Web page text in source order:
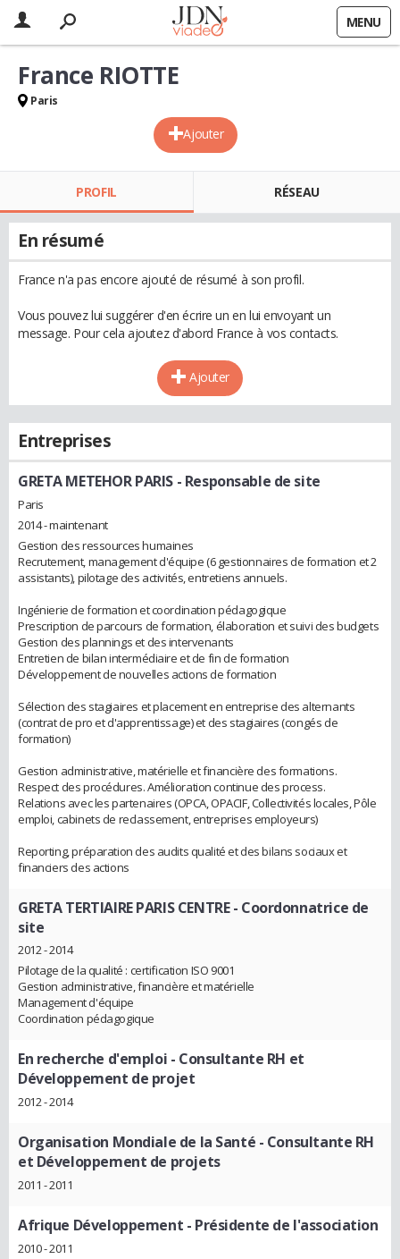
MENU
Ajouter
France RIOTTE
Paris
PROFIL RÉSEAU
En résumé
France n'a pas encore ajouté de résumé à son profil.
Vous pouvez lui suggérer d'en écrire un en lui envoyant un
message. Pour cela ajoutez d'abord France à vos contacts.
Ajouter
Entreprises
GRETA METEHOR PARIS - Responsable de site
Paris
2014 - maintenant
Gestion des ressources humaines
Recrutement, management d'équipe (6 gestionnaires de formation et 2
assistants), pilotage des activités, entretiens annuels.
Ingénierie de formation et coordination pédagogique
Prescription de parcours de formation, élaboration et suivi des budgets
Gestion des plannings et des intervenants
Entretien de bilan intermédiaire et de fin de formation
Développement de nouvelles actions de formation
Sélection des stagiaires et placement en entreprise des alternants
(contrat de pro et d'apprentissage) et des stagiaires (congés de
formation)
Gestion administrative, matérielle et financière des formations.
Respect des procédures. Amélioration continue des process.
Relations avec les partenaires (OPCA, OPACIF, Collectivités locales, Pôle
emploi, cabinets de reclassement, entreprises employeurs)
Reporting, préparation des audits qualité et des bilans sociaux et
financiers des actions
GRETA TERTIAIRE PARIS CENTRE- Coordonnatrice de
site
2012 - 2014
Pilotage de la qualité : certification ISO 9001
Gestion administrative, financière et matérielle
Management d'équipe
Coordination pédagogique
En recherche d'emploi - Consultante RH et
Développement de projet
2012 - 2014
Organisation Mondiale de la Santé - Consultante RH
et Développement de projets
2011 - 2011
Afrique Développement - Présidente de l'association
2010 - 2011